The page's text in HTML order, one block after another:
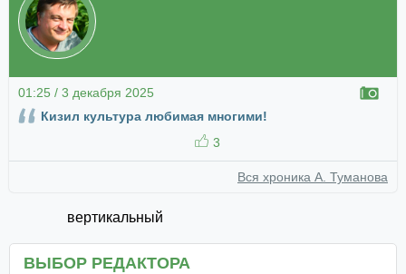
01:25 / 3 декабря 2025
Кизил культура любимая многими!
3
Вся хроника А. Туманова
вертикальный
ВЫБОР РЕДАКТОРА